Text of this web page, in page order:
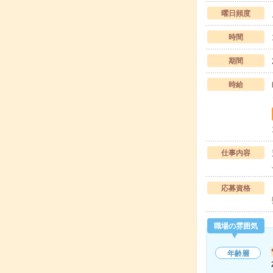
曜日頻度
時間
期間
時給
仕事内容
応募資格
職場の雰囲気
年齢層